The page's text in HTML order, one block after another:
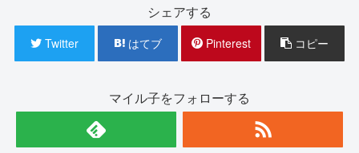
シェアする
Twitter はてブ Pinterest コピー
マイル子をフォローする